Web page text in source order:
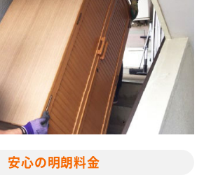
安心の明朗料金